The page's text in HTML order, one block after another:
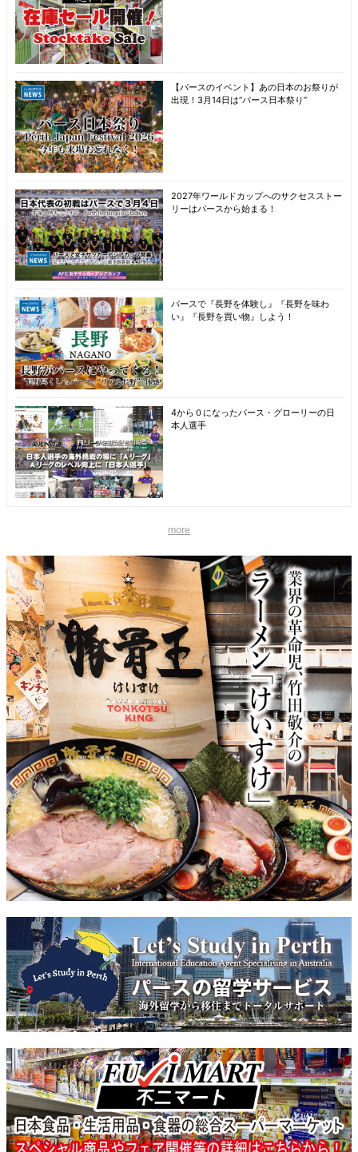
【パースのイベント】あの日本のお祭りが
出現！3月14日は“パース日本祭り”
2027年ワールドカップへのサクセスストー
リーはパースから始まる！
パースで『長野を体験し』『長野を味わ
い』『長野を買い物』しよう！
4から０になったパース・グローリーの日
本人選手
more